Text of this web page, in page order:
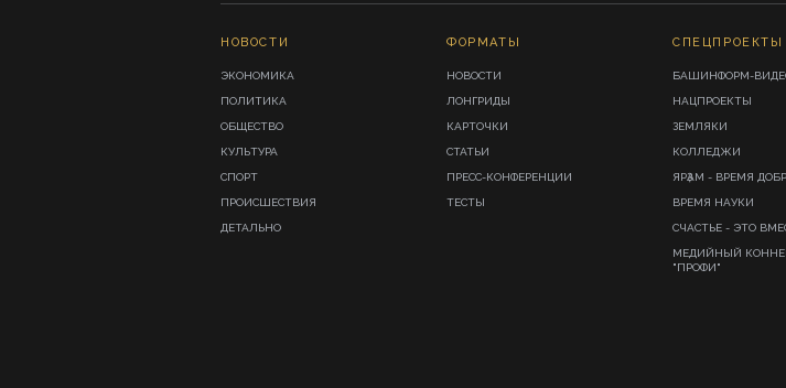
НОВОСТИ
ЭКОНОМИКА
ПОЛИТИКА
ОБЩЕСТВО
КУЛЬТУРА
СПОРТ
ПРОИСШЕСТВИЯ
ДЕТАЛЬНО
ФОРМАТЫ
НОВОСТИ
ЛОНГРИДЫ
КАРТОЧКИ
СТАТЬИ
ПРЕСС-КОНФЕРЕНЦИИ
ТЕСТЫ
СПЕЦПРОЕКТЫ
БАШИНФОРМ-
НАЦПРОЕКТЫ
ЗЕМЛЯКИ
КОЛЛЕДЖИ
ЯРҘАМ - ВРЕМЯ
ВРЕМЯ НАУКИ
СЧАСТЬЕ - ЭТО
МЕДИЙНЫЙ
"ПРОФИ"